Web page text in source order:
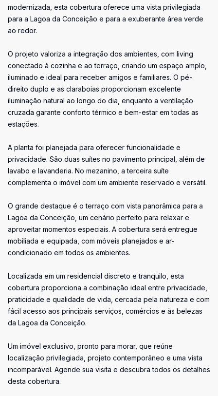
modernizada, esta cobertura oferece uma vista privilegiada
para a Lagoa da Conceição e para a exuberante área verde
ao redor.
O projeto valoriza a integração dos ambientes, com living
conectado à cozinha e ao terraço, criando um espaço amplo,
iluminado e ideal para receber amigos e familiares. O pé-
direito duplo e as claraboias proporcionam excelente
iluminação natural ao longo do dia, enquanto a ventilação
cruzada garante conforto térmico e bem-estar em todas as
estações.
A planta foi planejada para oferecer funcionalidade e
privacidade. São duas suítes no pavimento principal, além de
lavabo e lavanderia. No mezanino, a terceira suíte
complementa o imóvel com um ambiente reservado e versátil.
O grande destaque é o terraço com vista panorâmica para a
Lagoa da Conceição, um cenário perfeito para relaxar e
aproveitar momentos especiais. A cobertura será entregue
mobiliada e equipada, com móveis planejados e ar-
condicionado em todos os ambientes.
Localizada em um residencial discreto e tranquilo, esta
cobertura proporciona a combinação ideal entre privacidade,
praticidade e qualidade de vida, cercada pela natureza e com
fácil acesso aos principais serviços, comércios e às belezas
da Lagoa da Conceição.
Um imóvel exclusivo, pronto para morar, que reúne
localização privilegiada, projeto contemporâneo e uma vista
incomparável. Agende sua visita e descubra todos os detalhes
desta cobertura.